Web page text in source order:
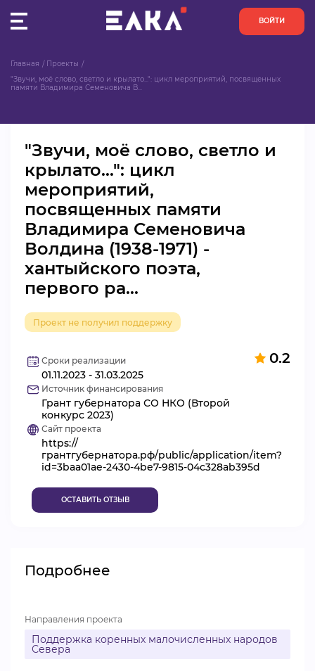
ВОЙТИ
ПУЛЬС
ОРГАНИЗАЦИИ
АКТИВИСТЫ
ПРОЕКТЫ
АНАЛИТИКА
БАЗА ЗНАНИЙ
ВИДЕОКУРСЫ
ВОЙТИ
Главная
Проекты
"Звучи, моё слово, светло и крылато...": цикл мероприятий, посвященных
памяти Владимира Семеновича В...
"Звучи, моё слово, светло и
крылато...": цикл
мероприятий,
посвященных памяти
Владимира Семеновича
Волдина (1938-1971) -
хантыйского поэта,
первого ра...
Проект не получил поддержку
0.2
Сроки реализации
01.11.2023 - 31.03.2025
Источник финансирования
Грант губернатора СО НКО (Второй
конкурс 2023)
Сайт проекта
https://
грантгубернатора.рф/public/application/item?
id=3baa01ae-2430-4be7-9815-04c328ab395d
ОСТАВИТЬ ОТЗЫВ
Подробнее
Направления проекта
Поддержка коренных малочисленных народов
Севера